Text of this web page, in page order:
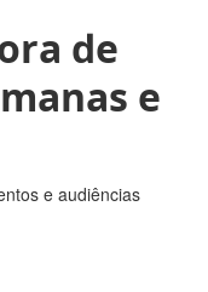
de
e
e audiências